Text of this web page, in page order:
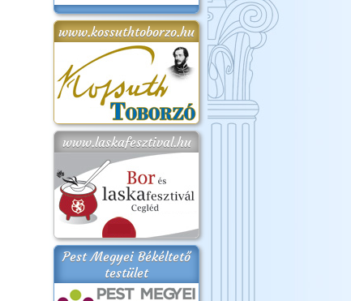
www.kossuthtoborzo.hu
www.laskafesztival.hu
Pest Megyei Békéltető
testület